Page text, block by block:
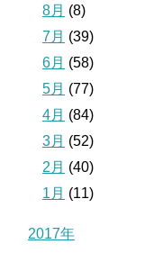
8月 (8)
7月 (39)
6月 (58)
5月 (77)
4月 (84)
3月 (52)
2月 (40)
1月 (11)
2017年